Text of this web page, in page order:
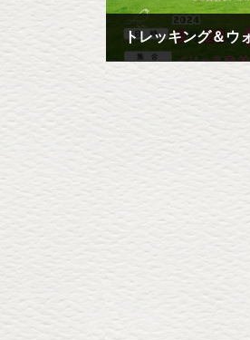
トレッキング＆ウ